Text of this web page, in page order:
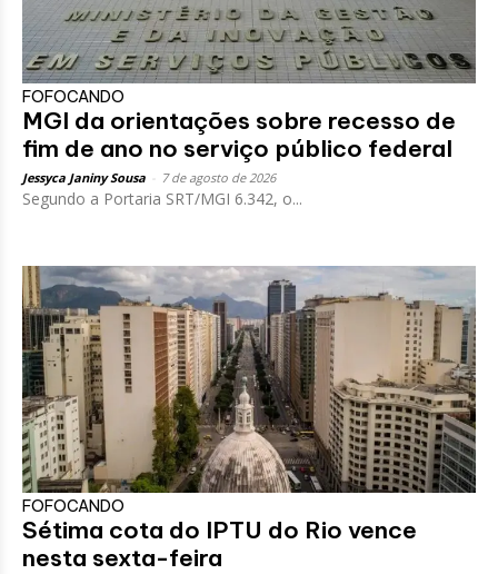
FOFOCANDO
MGI da orientações sobre recesso de
fim de ano no serviço público federal
Jessyca Janiny Sousa 7 de agosto de 2026
Segundo a Portaria SRT/MGI 6.342, o...
FOFOCANDO
Sétima cota do IPTU do Rio vence
nesta sexta-feira